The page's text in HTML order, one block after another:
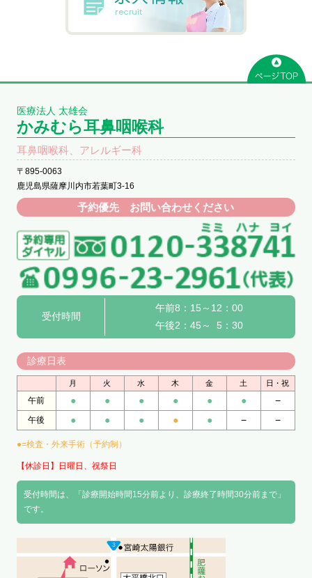
医療法人 太雄会
かみむら耳鼻咽喉科
耳鼻咽喉科、アレルギー科
〒895-0063
鹿児島県薩摩川内市若葉町3-16
予約優先 お問い合わせください
受付時間
午前8：15～12：00
午後2：45～ 5：30
診療日表
月 火 水 木 金 土 日・祝
午前 ● ● ● ● ● ● −
午後 ● ● ● ● ● − −
●=検査・外来手術（予約制）
【休診日】日曜日、祝祭日
受付時間は、「診療開始時間15分前より、診療終了時間30分前まで」
です。